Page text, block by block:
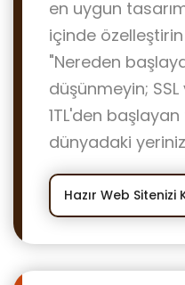
en uygun
içinde özelleştirin
"Nereden
düşünmeyin;
1TL'den
dünyadaki
Hazır Web Sitenizi